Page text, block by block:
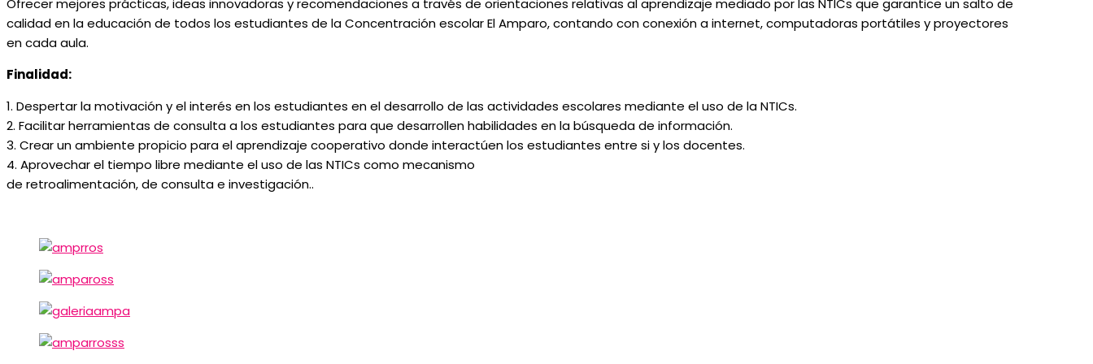
Ofrecer mejores prácticas, ideas innovadoras y recomendaciones a través de orientaciones relativas al aprendizaje mediado por las NTICs que garantice un salto de
calidad en la educación de todos los estudiantes de la Concentración escolar El Amparo, contando con conexión a internet, computadoras portátiles y proyectores
en cada aula.
Finalidad:
1. Despertar la motivación y el interés en los estudiantes en el desarrollo de las actividades escolares mediante el uso de la NTICs.
2. Facilitar herramientas de consulta a los estudiantes para que desarrollen habilidades en la búsqueda de información.
3. Crear un ambiente propicio para el aprendizaje cooperativo donde interactúen los estudiantes entre si y los docentes.
4. Aprovechar el tiempo libre mediante el uso de las NTICs como mecanismo
de retroalimentación, de consulta e investigación..